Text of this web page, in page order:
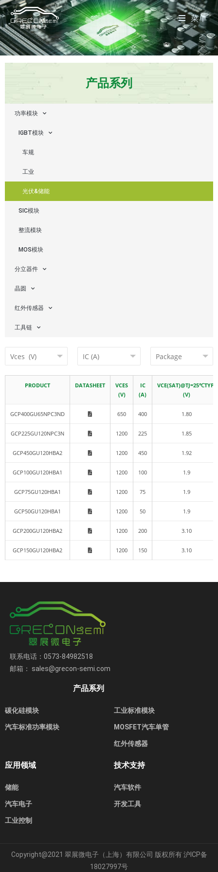
菜单
产品系列
功率模块
IGBT模块
车规
工业
光伏&储能
SIC模块
整流模块
MOS模块
分立器件
晶圆
红外传感器
工具链
PRODUCT DATASHEET
VCES
(V)
IC
(A)
VCE(SAT)@TJ=25℃TYP.
(V)
GCP400GU65NPC3ND 650 400 1.80
GCP225GU120NPC3N 1200 225 1.85
GCP450GU120HBA2 1200 450 1.92
GCP100GU120HBA1 1200 100 1.9
GCP75GU120HBA1 1200 75 1.9
GCP50GU120HBA1 1200 50 1.9
GCP200GU120HBA2 1200 200 3.10
GCP150GU120HBA2 1200 150 3.10
联系电话：0573-84982518
邮箱： sales@grecon-semi.com
产品系列
碳化硅模块
汽车标准功率模块
工业标准模块
MOSFET汽车单管
红外传感器
应用领域
储能
汽车电子
工业控制
技术支持
汽车软件
开发工具
Copyright@2021 翠展微电子（上海）有限公司 版权所有沪ICP备
18027997号